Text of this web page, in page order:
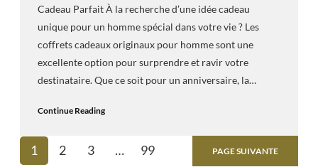
Cadeau Parfait À la recherche d’une idée cadeau
unique pour un homme spécial dans votre vie ? Les
coffrets cadeaux originaux pour homme sont une
excellente option pour surprendre et ravir votre
destinataire. Que ce soit pour un anniversaire, la…
Continue Reading
1 2 3 … 99 PAGE SUIVANTE